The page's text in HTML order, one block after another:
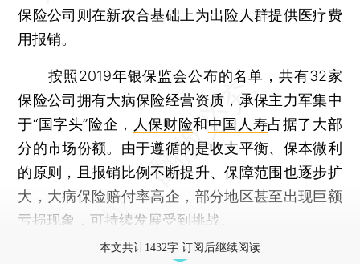
保险公司则在新农合基础上为出险人群提供医疗费
用报销。
按照2019年银保监会公布的名单，共有32家
保险公司拥有大病保险经营资质，承保主力军集中
于“国字头”险企， 人保财险和中国人寿占据了大部
分的市场份额。由于遵循的是收支平衡、保本微利
的原则，且报销比例不断提升、保障范围也逐步扩
大，大病保险赔付率高企，部分地区甚至出现巨额
亏损现象，可持续发展受到挑战。
本文共计1432字 订阅后继续阅读